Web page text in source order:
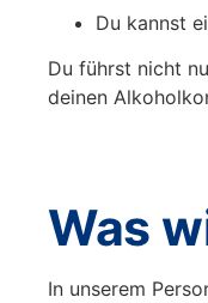
Du kannst
Du führst nicht
deinen
Was
In unserem